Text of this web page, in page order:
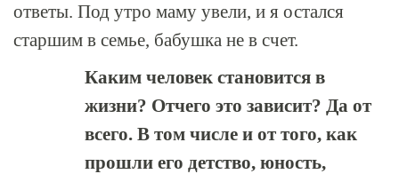
ответы. Под утро маму увели, и я остался
старшим в семье, бабушка не в счет.
Каким человек становится в
жизни? Отчего это зависит? Да от
всего. В том числе и от того, как
прошли его детство, юность,